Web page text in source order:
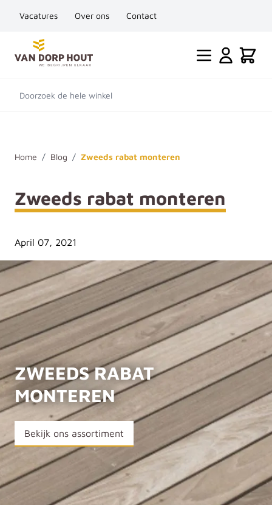
Vacatures Over ons Contact
Ga naar de inhoud
Cart
Doorzoek de hele winkel
Home / Blog / Zweeds rabat monteren
Zweeds rabat monteren
April 07, 2021
ZWEEDS RABAT
MONTEREN
Bekijk ons assortiment